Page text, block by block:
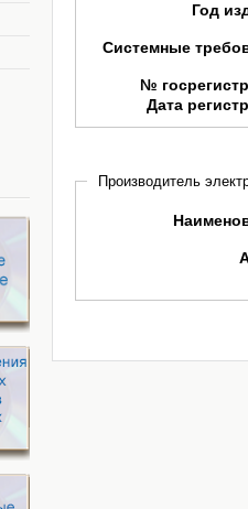
Год
Системные
№
Дата
Производитель